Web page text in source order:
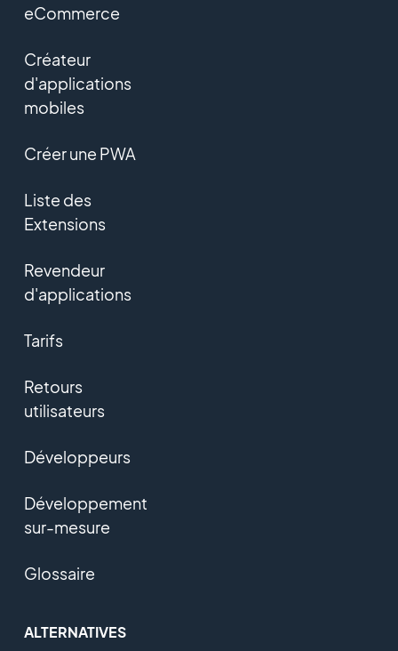
eCommerce
Créateur
d'applications
mobiles
Créer une PWA
Liste des
Extensions
Revendeur
d'applications
Tarifs
Retours
utilisateurs
Développeurs
Développement
sur-mesure
Glossaire
ALTERNATIVES